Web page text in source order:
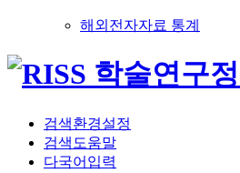
해외전자자료 통계
검색환경설정
검색도움말
다국어입력